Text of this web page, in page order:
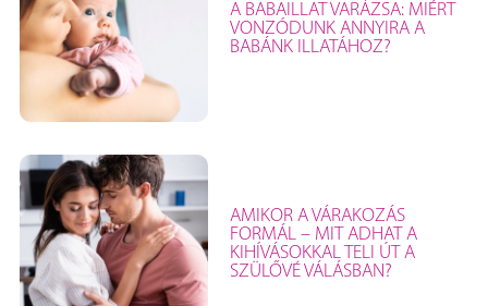
A BABAILLAT VARÁZSA: MIÉRT
VONZÓDUNK ANNYIRA A
BABÁNK ILLATÁHOZ?
AMIKOR A VÁRAKOZÁS
FORMÁL – MIT ADHAT A
KIHÍVÁSOKKAL TELI ÚT A
SZÜLŐVÉ VÁLÁSBAN?